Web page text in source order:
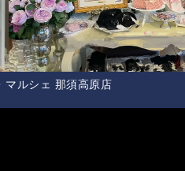
マルシェ 那須高原店